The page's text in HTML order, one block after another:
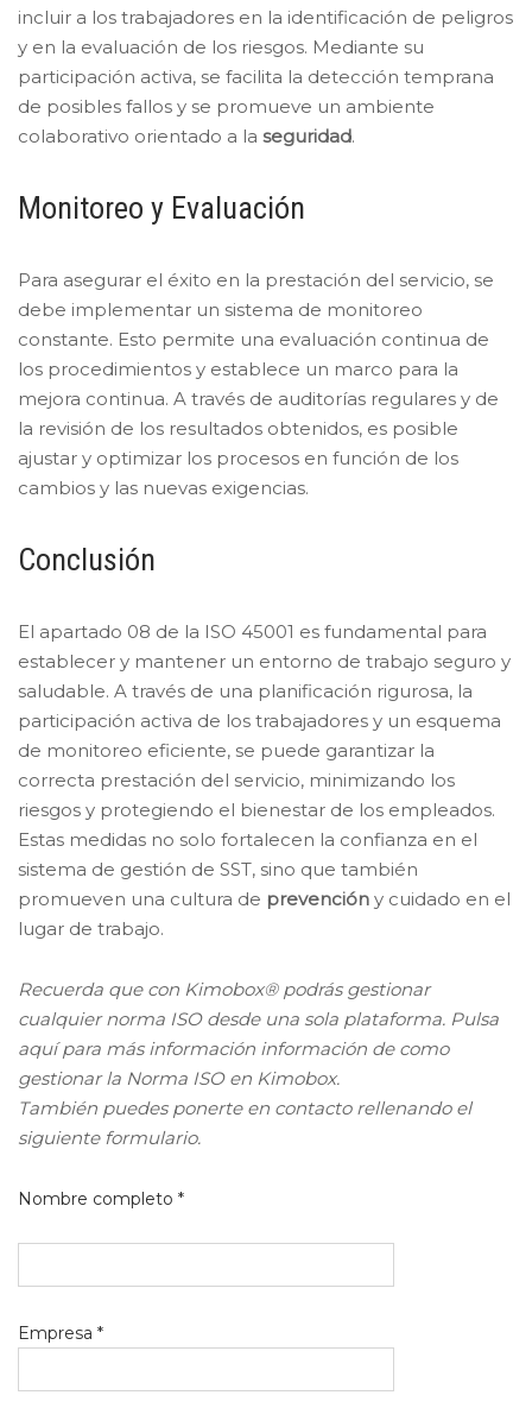
incluir a los trabajadores en la identificación de peligros
y en la evaluación de los riesgos. Mediante su
participación activa, se facilita la detección temprana
de posibles fallos y se promueve un ambiente
colaborativo orientado a la seguridad.
Monitoreo y Evaluación
Para asegurar el éxito en la prestación del servicio, se
debe implementar un sistema de monitoreo
constante. Esto permite una evaluación continua de
los procedimientos y establece un marco para la
mejora continua. A través de auditorías regulares y de
la revisión de los resultados obtenidos, es posible
ajustar y optimizar los procesos en función de los
cambios y las nuevas exigencias.
Conclusión
El apartado 08 de la ISO 45001 es fundamental para
establecer y mantener un entorno de trabajo seguro y
saludable. A través de una planificación rigurosa, la
participación activa de los trabajadores y un esquema
de monitoreo eficiente, se puede garantizar la
correcta prestación del servicio, minimizando los
riesgos y protegiendo el bienestar de los empleados.
Estas medidas no solo fortalecen la confianza en el
sistema de gestión de SST, sino que también
promueven una cultura de prevención y cuidado en el
lugar de trabajo.
Recuerda que con Kimobox® podrás gestionar
cualquier norma ISO desde una sola plataforma. Pulsa
aquí para más información información de como
gestionar la Norma ISO en Kimobox.
También puedes ponerte en contacto rellenando el
siguiente formulario.
Nombre completo *
Empresa *